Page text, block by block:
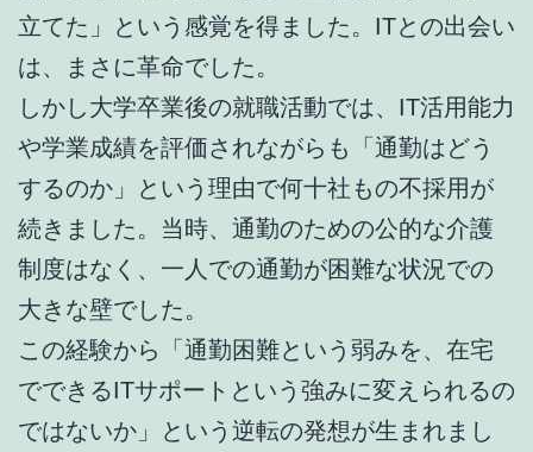
立てた」という感覚を得ました。ITとの出会い
は、まさに革命でした。
しかし大学卒業後の就職活動では、IT活用能力
や学業成績を評価されながらも「通勤はどう
するのか」という理由で何十社もの不採用が
続きました。当時、通勤のための公的な介護
制度はなく、一人での通勤が困難な状況での
大きな壁でした。
この経験から「通勤困難という弱みを、在宅
でできるITサポートという強みに変えられるの
ではないか」という逆転の発想が生まれまし